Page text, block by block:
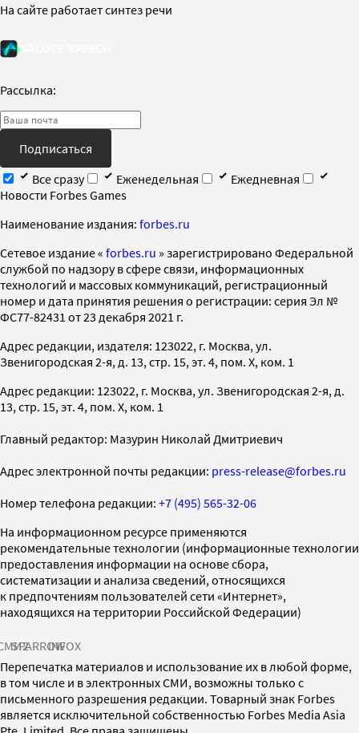
На сайте работает синтез речи
Рассылка:
Подписаться
Все сразу
Еженедельная
Ежедневная
Новости Forbes Games
Наименование издания: forbes.ru
Cетевое издание « forbes.ru » зарегистрировано Федеральной
службой по надзору в сфере связи, информационных
технологий и массовых коммуникаций, регистрационный
номер и дата принятия решения о регистрации: серия Эл №
ФС77-82431 от 23 декабря 2021 г.
Адрес редакции, издателя: 123022, г. Москва, ул.
Звенигородская 2-я, д. 13, стр. 15, эт. 4, пом. X, ком. 1
Адрес редакции: 123022, г. Москва, ул. Звенигородская 2-я, д.
13, стр. 15, эт. 4, пом. X, ком. 1
Главный редактор: Мазурин Николай Дмитриевич
Адрес электронной почты редакции: press-release@forbes.ru
Номер телефона редакции: +7 (495) 565-32-06
На информационном ресурсе применяются
рекомендательные технологии (информационные технологии
предоставления информации на основе сбора,
систематизации и анализа сведений, относящихся
к предпочтениям пользователей сети «Интернет»,
находящихся на территории Российской Федерации)
SPARROWINFOX
Перепечатка материалов и использование их в любой форме,
в том числе и в электронных СМИ, возможны только с
письменного разрешения редакции. Товарный знак Forbes
является исключительной собственностью Forbes Media Asia